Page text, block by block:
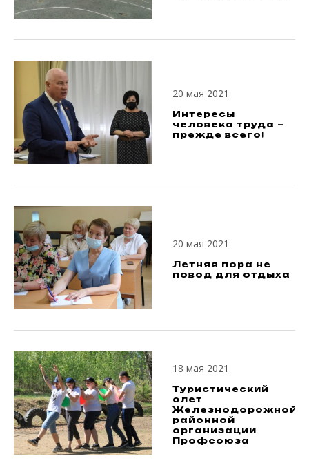
20 мая 2021
Интересы
человека труда –
прежде всего!
20 мая 2021
Летняя пора не
повод для отдыха
18 мая 2021
Туристический
слет
Железнодорожной
районной
организации
Профсоюза